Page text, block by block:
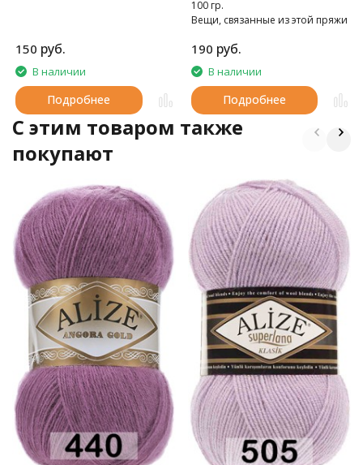
150 руб.
В наличии
Подробнее
100 гр.
Вещи, связанные из этой пряжи
подходят для вечернего
выхода.
190 руб.
В наличии
Подробнее
C этим товаром также
покупают